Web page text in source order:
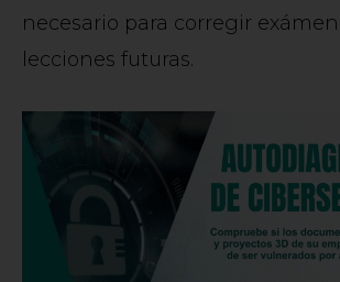
necesario para corregir
lecciones futuras.